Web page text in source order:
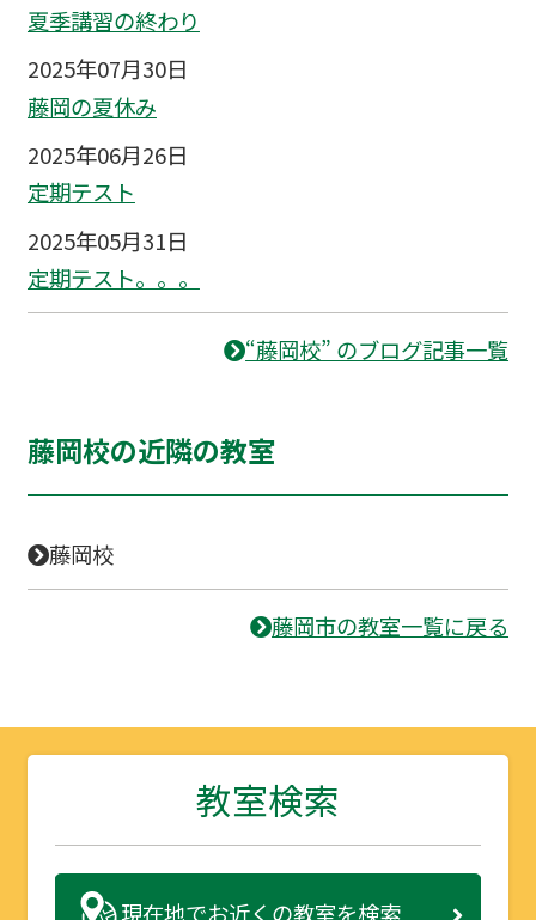
夏季講習の終わり
2025年07月30日
藤岡の夏休み
2025年06月26日
定期テスト
2025年05月31日
定期テスト。。。
“藤岡校” のブログ記事一覧
藤岡校の近隣の教室
藤岡校
藤岡市の教室一覧に戻る
教室検索
現在地でお近くの教室を検索